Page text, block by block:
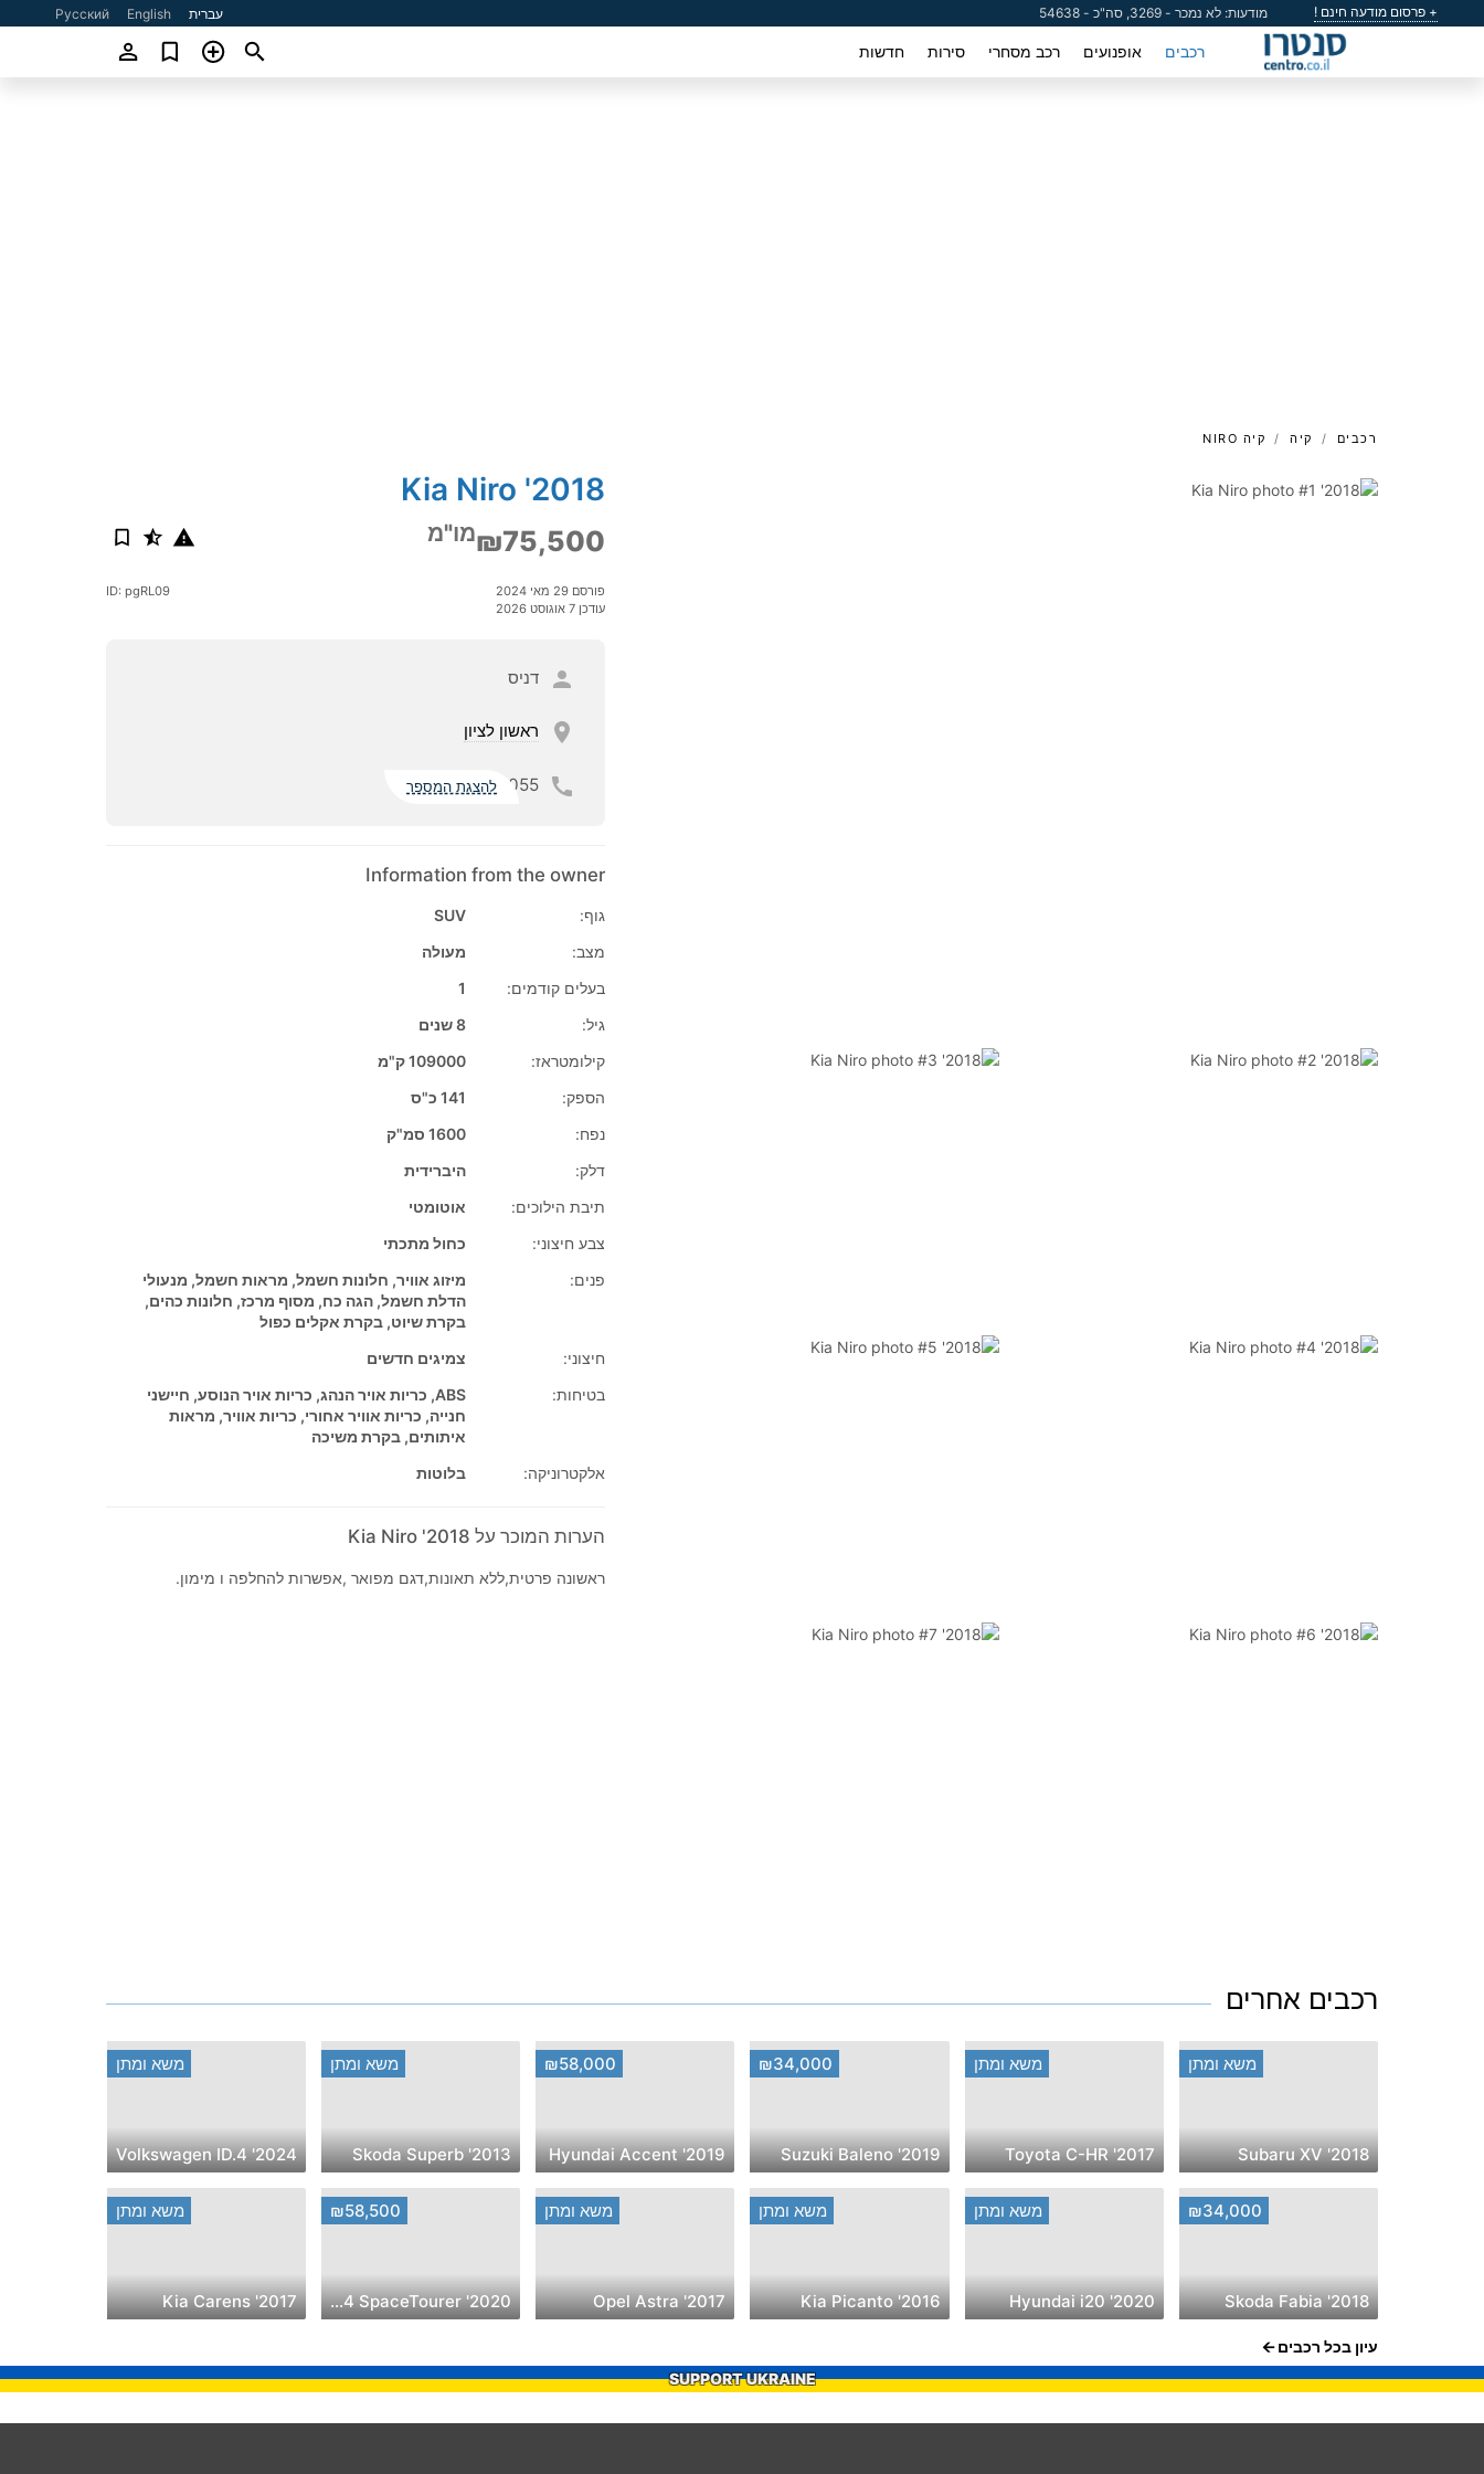
+ פרסום מודעה חינם ! מודעות: לא נמכר - 3269, סה"כ - 54638 עברית English
Русский
רכבים אופנועים רכב מסחרי סירות חדשות
רכבים קיה קיה NIRO
2018' Kia Niro
₪75,500מו"מ
פורסם 29 מאי 2024
עודכן 7 אוגוסט 2026
ID: pgRL09
דניס
ראשון לציון
055 להצגת המספר
Information from the owner
גוף:
SUV
מצב:
מעולה
בעלים קודמים:
1
גיל:
8 שנים
קילומטראז:
109000 ק"מ
הספק:
141 כ"ס
נפח:
1600 סמ"ק
דלק:
היברידית
תיבת הילוכים:
אוטומטי
צבע חיצוני:
כחול מתכתי
פנים:
מיזוג אוויר, חלונות חשמל, מראות חשמל, מנעולי
הדלת חשמל, הגה כח, מסוף מרכז, חלונות כהים,
בקרת שיוט, בקרת אקלים כפול
חיצוני:
צמיגים חדשים
בטיחות:
ABS, כריות אויר הנהג, כריות אויר הנוסע, חיישני
חנייה, כריות אוויר אחורי, כריות אוויר, מראות
איתותים, בקרת משיכה
אלקטרוניקה:
בלוטות
הערות המוכר על 2018' Kia Niro
ראשונה פרטית,ללא תאונות,דגם מפואר ,אפשרות להחלפה ו מימון.
רכבים אחרים
משא ומתן
2018' Subaru XV
משא ומתן
2017' Toyota C-HR
₪34,000
2019' Suzuki Baleno
₪58,000
2019' Hyundai Accent
משא ומתן
2013' Skoda Superb
משא ומתן
2024' Volkswagen ID.4
₪34,000
2018' Skoda Fabia
משא ומתן
2020' Hyundai i20
משא ומתן
2016' Kia Picanto
משא ומתן
2017' Opel Astra
₪58,500
2020' Citroen C4 SpaceTourer
משא ומתן
2017' Kia Carens
עיון בכל רכבים
SUPPORT UKRAINE